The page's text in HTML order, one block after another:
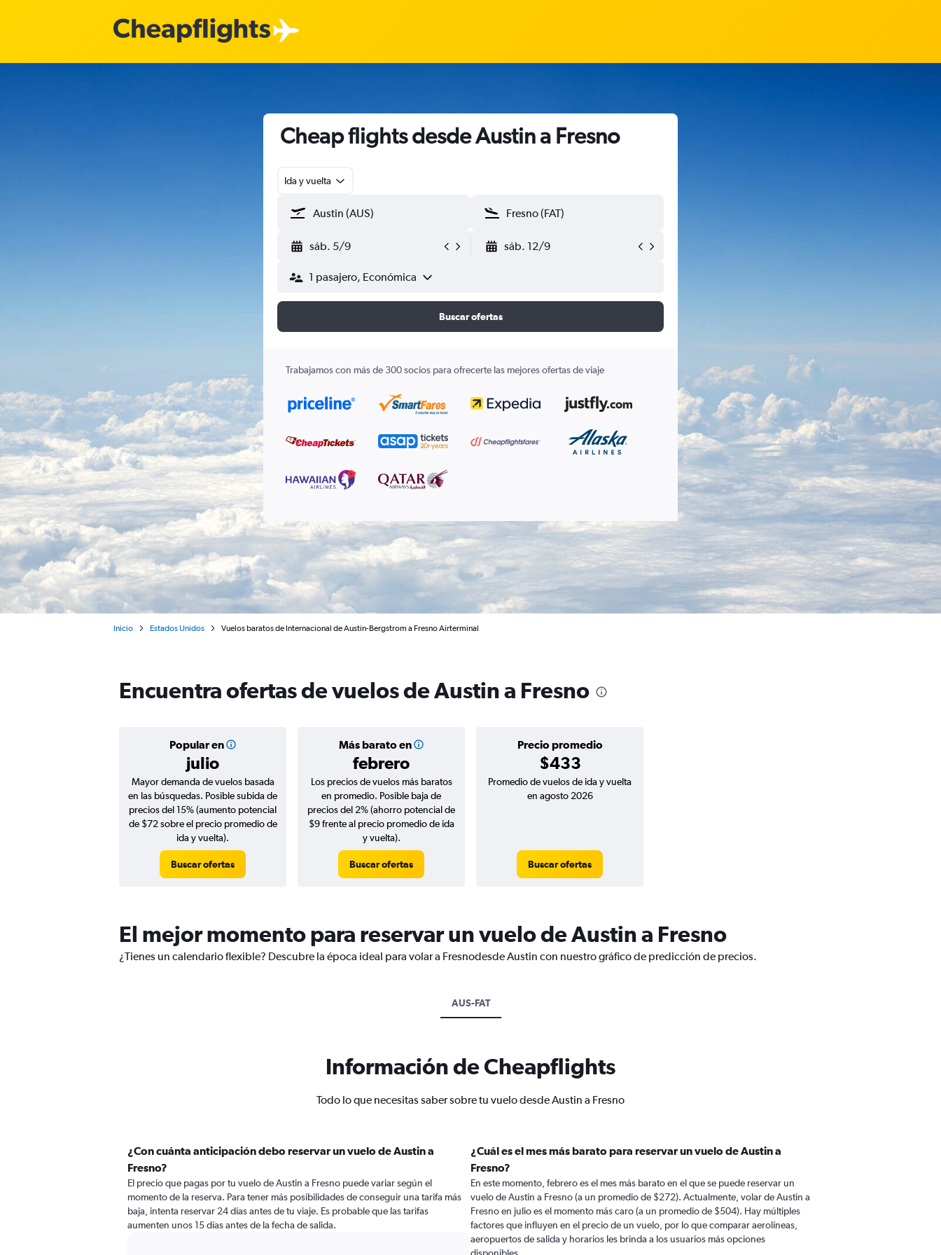
Cheap flights desde Austin a Fresno
Ida y vuelta
sáb. 5/9 sáb. 12/9
1 pasajero, Económica
Buscar ofertas
Trabajamos con más de 300 socios para ofrecerte las mejores ofertas de viaje
Inicio Estados Unidos Vuelos baratos de Internacional de Austin-Bergstrom a Fresno Airterminal
Encuentra ofertas de vuelos de Austin a Fresno
Popular en
julio
Más barato en
febrero
Precio promedio
$433
Mayor demanda de vuelos basada
en las búsquedas. Posible subida de
precios del 15% (aumento potencial
de $72 sobre el precio promedio de
ida y vuelta).
Buscar ofertas
Los precios de vuelos más baratos
en promedio. Posible baja de
precios del 2% (ahorro potencial de
$9 frente al precio promedio de ida
y vuelta).
Buscar ofertas
Promedio de vuelos de ida y vuelta
en agosto 2026
Buscar ofertas
El mejor momento para reservar un vuelo de Austin a Fresno
¿Tienes un calendario flexible? Descubre la época ideal para volar a Fresnodesde Austin con nuestro gráfico de predicción de precios.
AUS-FAT
Información de Cheapflights
Todo lo que necesitas saber sobre tu vuelo desde Austin a Fresno
¿Con cuánta anticipación debo reservar un vuelo de Austin a
Fresno?
El precio que pagas por tu vuelo de Austin a Fresno puede variar según el
momento de la reserva. Para tener más posibilidades de conseguir una tarifa más
baja, intenta reservar 24 días antes de tu viaje. Es probable que las tarifas
aumenten unos 15 días antes de la fecha de salida.
¿Cuál es el mes más barato para reservar un vuelo de Austin a
Fresno?
En este momento, febrero es el mes más barato en el que se puede reservar un
vuelo de Austin a Fresno (a un promedio de $272). Actualmente, volar de Austin a
Fresno en julio es el momento más caro (a un promedio de $504). Hay múltiples
factores que influyen en el precio de un vuelo, por lo que comparar aerolíneas,
aeropuertos de salida y horarios les brinda a los usuarios más opciones